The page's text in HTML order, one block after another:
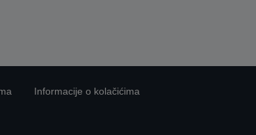
Informacije o kolačićima